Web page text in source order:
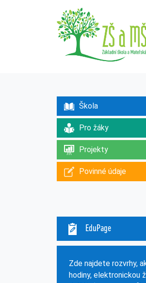
Škola
Pro žáky
Projekty
Povinné údaje
EduPage
Zde najdete rozvrhy,
hodiny, elektronickou